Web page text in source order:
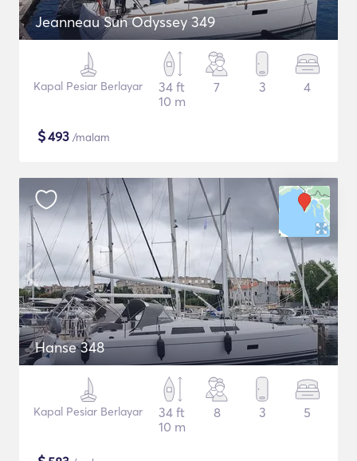
Jeanneau Sun Odyssey 349
Kapal Pesiar Berlayar
34 ft
10 m
7 3 4
$493 /malam
Hanse 348
Kapal Pesiar Berlayar
34 ft
10 m
8 3 5